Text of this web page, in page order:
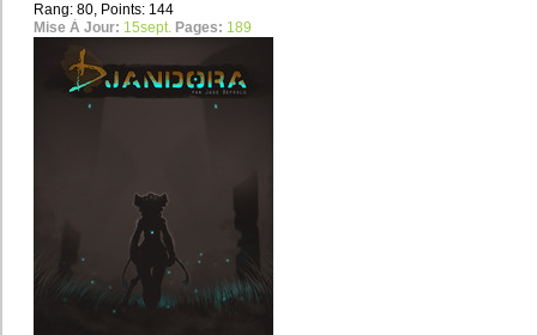
Rang: 80, Points: 144
Mise À Jour: 15sept. Pages: 189